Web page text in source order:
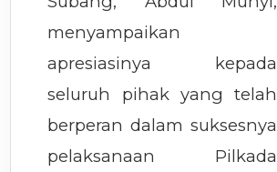
menyampaikan
apresiasinya kepada
seluruh pihak yang telah
berperan dalam suksesnya
pelaksanaan Pilkada